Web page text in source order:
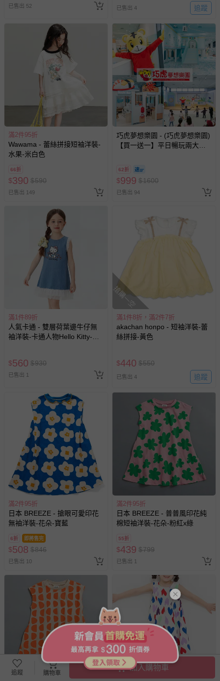
已售出 52 已售出 4 追蹤
滿2件95折
Wawama - 蕾絲拼接短袖洋裝-
水果-米白色
66折
$390 $590
已售出 149
巧虎夢想樂園 - (巧虎夢想樂園)
【買一送一】平日暢玩兩大一
券使用
62折
$999 $1600
已售出 94
滿1件89折
人氣卡通 - 雙層荷葉邊牛仔無
袖洋裝-卡通人物Hello Kitty-藍
$560 $930
已售出 1
搶購一空
滿1件8折，滿2件7折
akachan honpo - 短袖洋裝-蕾
絲拼接-黃色
$440 $550
已售出 4 追蹤
滿2件95折
日本 BREEZE - 搶眼可愛印花
無袖洋裝-花朵-寶藍
6折 即將售完
$508 $846
已售出 10
滿2件95折
日本 BREEZE - 普普風印花純
棉短袖洋裝-花朵-粉紅x綠
55折
$439 $799
已售出 1
追蹤 購物車
加入購物車